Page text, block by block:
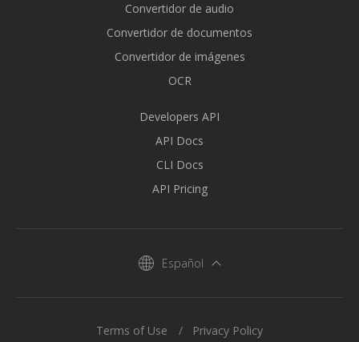
Convertidor de audio
Convertidor de documentos
Convertidor de imágenes
OCR
Developers API
API Docs
CLI Docs
API Pricing
Español
Terms of Use Privacy Policy